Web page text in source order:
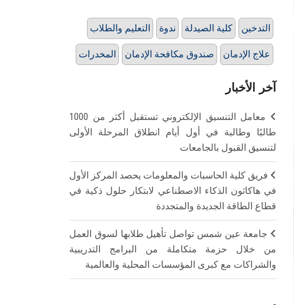
التعليم والطلاب ندوة كلية الصيدلة التدخين
المخدرات صندوق مكافحة الإدمان علاج الإدمان
آخر الأخبار
معامل التنسيق الإلكتروني تستقبل أكثر من 1000
طالبًا وطالبة في أول أيام انطلاق المرحلة الأولى
لتنسيق القبول بالجامعات
فريق كلية الحاسبات والمعلومات يحصد المركز الأول
في هاكاثون الذكاء الاصطناعي لابتكار حلول ذكية في
قطاع الطاقة الجديدة والمتجددة
جامعة عين شمس تواصل تأهيل طلابها لسوق العمل
من خلال حزمة متكاملة من البرامج التدريبية
والشراكات مع كبرى المؤسسات المحلية والعالمية